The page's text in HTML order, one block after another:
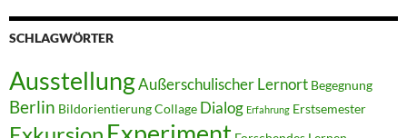
SCHLAGWÖRTER
AusstellungAußerschulischer Lernort Begegnung
Berlin BildorientierungCollage Dialog Erfahrung Erstsemester